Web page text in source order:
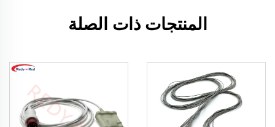
المنتجات ذات الصلة